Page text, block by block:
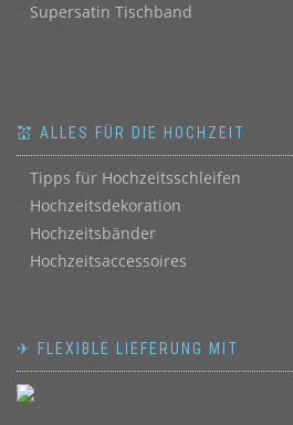
Supersatin Tischband
💒 ALLES FÜR DIE HOCHZEIT
Tipps für Hochzeitsschleifen
Hochzeitsdekoration
Hochzeitsbänder
Hochzeitsaccessoires
✈ FLEXIBLE LIEFERUNG MIT